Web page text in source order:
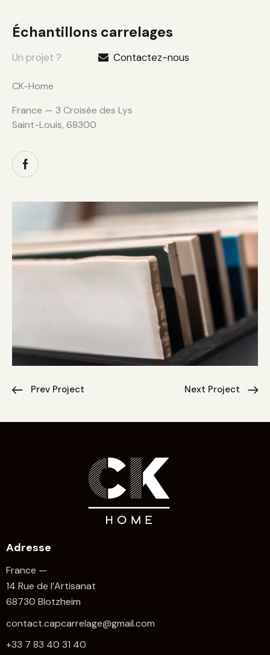
Échantillons carrelages
Un projet ? Contactez-nous
CK-Home
France — 3 Croisée des Lys
Saint-Louis, 68300
Prev Project Next Project
Adresse
France —
14 Rue de l’Artisanat
68730 Blotzheim
contact.capcarrelage@gmail.com
+33 7 83 40 31 40